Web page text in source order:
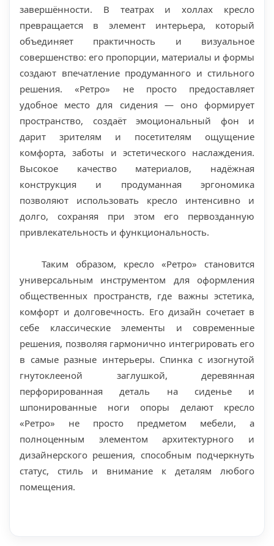
завершённости. В театрах и холлах кресло
превращается в элемент интерьера, который
объединяет практичность и визуальное
совершенство: его пропорции, материалы и формы
создают впечатление продуманного и стильного
решения. «Ретро» не просто предоставляет
удобное место для сидения — оно формирует
пространство, создаёт эмоциональный фон и
дарит зрителям и посетителям ощущение
комфорта, заботы и эстетического наслаждения.
Высокое качество материалов, надёжная
конструкция и продуманная эргономика
позволяют использовать кресло интенсивно и
долго, сохраняя при этом его первозданную
привлекательность и функциональность.
Таким образом, кресло «Ретро» становится
универсальным инструментом для оформления
общественных пространств, где важны эстетика,
комфорт и долговечность. Его дизайн сочетает в
себе классические элементы и современные
решения, позволяя гармонично интегрировать его
в самые разные интерьеры. Спинка с изогнутой
гнутоклееной заглушкой, деревянная
перфорированная деталь на сиденье и
шпонированные ноги опоры делают кресло
«Ретро» не просто предметом мебели, а
полноценным элементом архитектурного и
дизайнерского решения, способным подчеркнуть
статус, стиль и внимание к деталям любого
помещения.